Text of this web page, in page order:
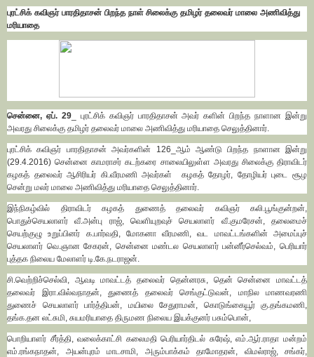
புரட்சிக் கவிஞர் பாரதிதாசன் பிறந்த நாள் சிலைக்கு தமிழர் தலைவர் மாலை அணிவித்து
மரியாதை
சென்னை, ஏப். 29_ புரட்சிக் கவிஞர் பாரதிதாசன் அவர் களின் பிறந்த நாளான இன்று
அவரது சிலைக்கு தமிழர் தலைவர் மாலை அணிவித்து மரியாதை செலுத்தினார்.
புரட்சிக் கவிஞர் பாரதிதாசன் அவர்களின் 126_ஆம் ஆண்டு பிறந்த நாளான இன்று
(29.4.2016) சென்னை காமராசர் கடற்கரை சாலையிலுள்ள அவரது சிலைக்கு திராவிடர்
கழகத் தலைவர் ஆசிரியர் கி.வீரமணி அவர்கள் கழகத் தோழர், தோழியர் புடை சூழ
சென்று மலர் மாலை அணிவித்து மரியாதை செலுத்தினார்.
இந்நிகழ்வில் திராவிடர் கழகத் துணைத் தலைவர் கவிஞர் கலி.பூங்குன்றன்,
பொதுச்செயலாளர் வீ.அன்பு ராஜ், வெளியுறவுச் செயலாளர் வீ.குமரேசன், தலைமைச்
செயற்குழு உறுப்பினர் க.பார்வதி, மோகனா வீரமணி, வட மாவட்டங்களின் அமைப்புச்
செயலாளர் வெ.ஞான சேகரன், சென்னை மண்டல செயலாளர் பன்னீர்செல்வம், பெரியார்
புத்தக நிலைய மேலாளர் டி.கே.நடராஜன்.
சி.வெற்றிச்செல்வி, ஆவடி மாவட்டத் தலைவர் தென்னரசு, தென் சென்னை மாவட்டத்
தலைவர் இரா.வில்வநாதன், துணைத் தலைவர் செங்குட்டுவன், மாநில மாணவரணி
துணைச் செயலாளர் பார்த்திபன், மயிலை சேதுராமன், கொடுங்கையூர் கு.தங்கமணி,
தங்க.தன லட்சுமி, சுயமரியாதை திருமண நிலைய இயக்குனர் பசும்பொன்,
பொறியாளர் சீர்த்தி, வலைக்காட்சி கலைமதி பெரியார்திடல் சுரேஷ், எம்.ஆர்.ராதா மன்றம்
எம்.ரங்கநாதன், அயன்புரம் மாடசாமி, அரும்பாக்கம் தாமோதரன், விமல்ராஜ், சங்கர்,